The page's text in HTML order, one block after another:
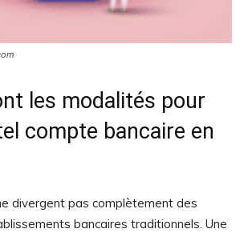
les modalités pour
compte bancaire en
divergent pas complètement des
bancaires traditionnels. Une